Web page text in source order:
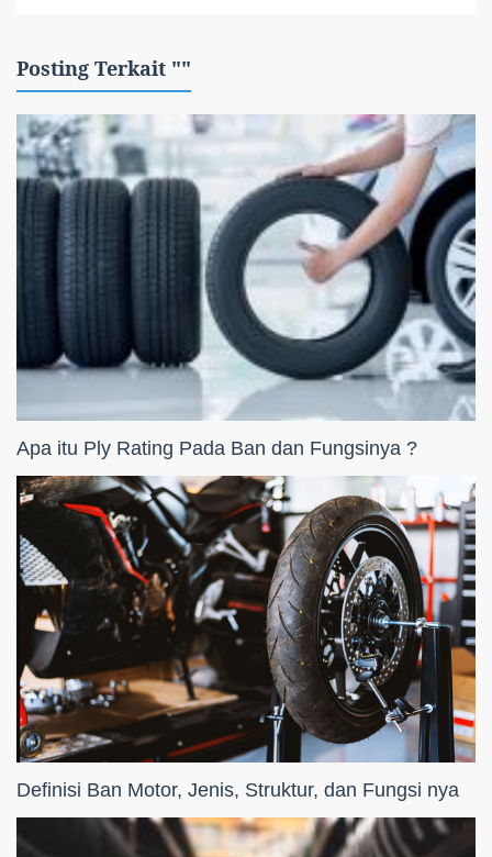
Posting Terkait ""
Apa itu Ply Rating Pada Ban dan Fungsinya ?
Definisi Ban Motor, Jenis, Struktur, dan Fungsi nya